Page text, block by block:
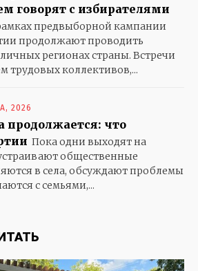
говорят с избирателями
предвыборной кампании
продолжают проводить
регионах страны. Встречи
трудовых коллективов,...
2026
продолжается: что
Пока одни выходят на
общественные
в села, обсуждают проблемы
с семьями,...